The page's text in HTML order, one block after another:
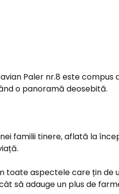
Paler nr.8 este
o panoramă deosebită.
familii tinere, aflată la
toate aspectele care țin
să adauge un plus de